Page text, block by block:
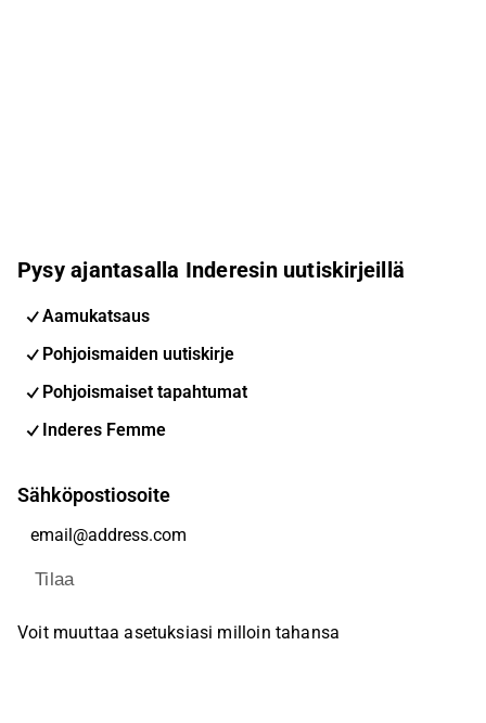
Pysy ajantasalla Inderesin uutiskirjeillä
Aamukatsaus
Pohjoismaiden uutiskirje
Pohjoismaiset tapahtumat
Inderes Femme
Sähköpostiosoite
Tilaa
Voit muuttaa asetuksiasi milloin tahansa